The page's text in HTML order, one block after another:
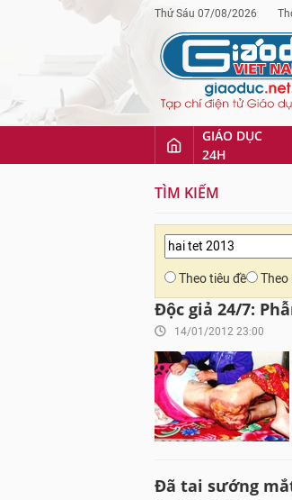
Thứ Sáu 07/08/2026
GIÁO DỤC
24H
TÌM KIẾM
Theo tiêu đề Theo
Độc giả 24/7:
14/01/2012 23:00
Đã tai sướng